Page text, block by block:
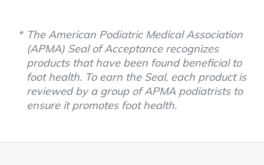
The American Podiatric Medical Association
(APMA) Seal of Acceptance recognizes
products that have been found beneficial to
foot health. To earn the Seal, each product is
reviewed by a group of APMA podiatrists to
ensure it promotes foot health.